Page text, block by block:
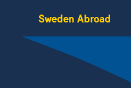
Sweden Abroad